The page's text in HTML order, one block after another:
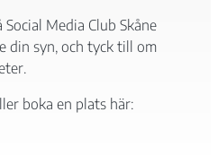
Media Club Skåne
din syn, och tyck till om
boka en plats här: